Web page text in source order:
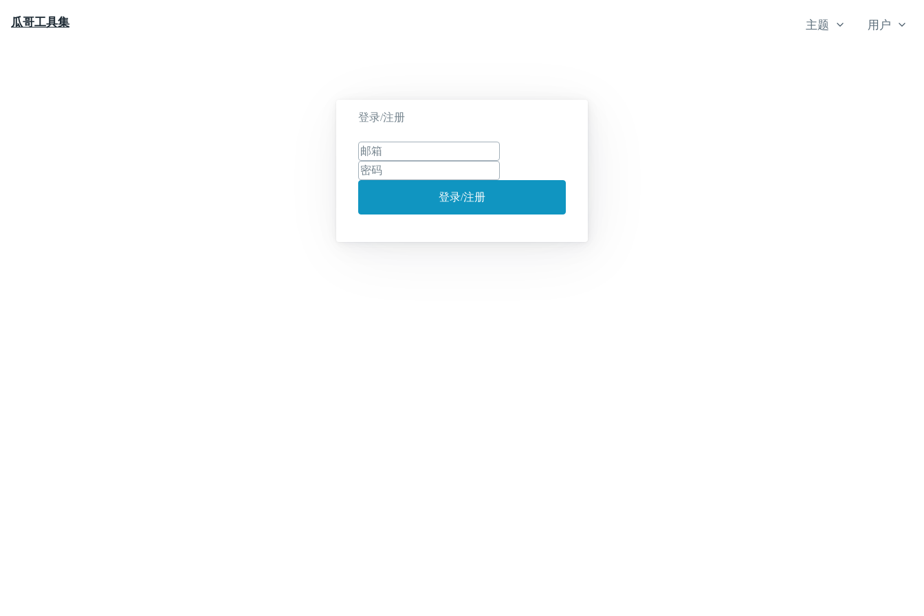
瓜哥工具集 主题 用户
登录/注册
登录/注册